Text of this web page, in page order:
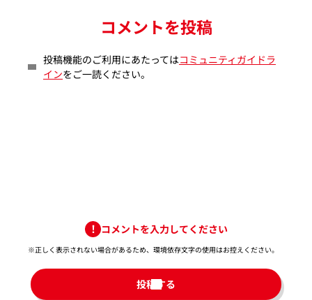
コメントを投稿
投稿機能のご利用にあたってはコミュニティガイドラ
インをご一読ください。
コメントを入力してください
※正しく表示されない場合があるため、環境依存文字の使用はお控えください。​
投稿する